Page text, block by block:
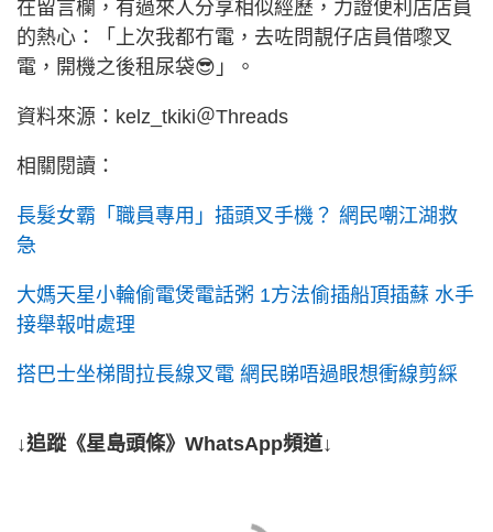
在留言欄，有過來人分享相似經歷，力證便利店店員
的熱心：「上次我都冇電，去咗問靚仔店員借嚟叉
電，開機之後租尿袋😎」。
資料來源：kelz_tkiki＠Threads
相關閱讀：
長髮女霸「職員專用」插頭叉手機？ 網民嘲江湖救
急
大媽天星小輪偷電煲電話粥 1方法偷插船頂插蘇 水手
接舉報咁處理
搭巴士坐梯間拉長線叉電 網民睇唔過眼想衝線剪綵
↓追蹤《星島頭條》WhatsApp頻道↓